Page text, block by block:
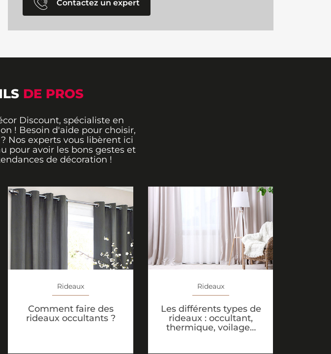
Contactez un expert
DE PROS
Discount, spécialiste en
! Besoin d'aide pour choisir,
Nos experts vous libèrent ici
pour avoir les bons gestes et
de décoration !
Rideaux
Comment faire des
rideaux occultants ?
Rideaux
Les différents types de
rideaux : occultant,
thermique, voilage…